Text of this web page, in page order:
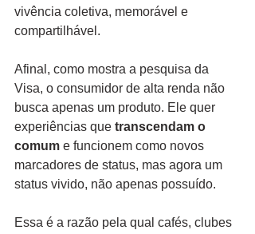
vivência coletiva, memorável e
compartilhável.
Afinal, como mostra a pesquisa da
Visa, o consumidor de alta renda não
busca apenas um produto. Ele quer
experiências que transcendam o
comum e funcionem como novos
marcadores de status, mas agora um
status vivido, não apenas possuído.
Essa é a razão pela qual cafés, clubes